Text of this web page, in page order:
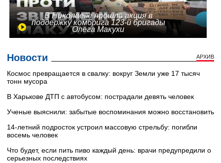
В Николаеве прошла акция в
поддержку комбрига 123-й бригады
Олега Макухи
Новости АРХИВ
Космос превращается в свалку: вокруг Земли уже 17 тысяч
тонн мусора
В Харькове ДТП с автобусом: пострадали девять человек
Ученые выяснили: забытые воспоминания можно восстановить
14-летний подросток устроил массовую стрельбу: погибли
восемь человек
Что будет, если пить пиво каждый день: врачи предупредили о
серьезных последствиях